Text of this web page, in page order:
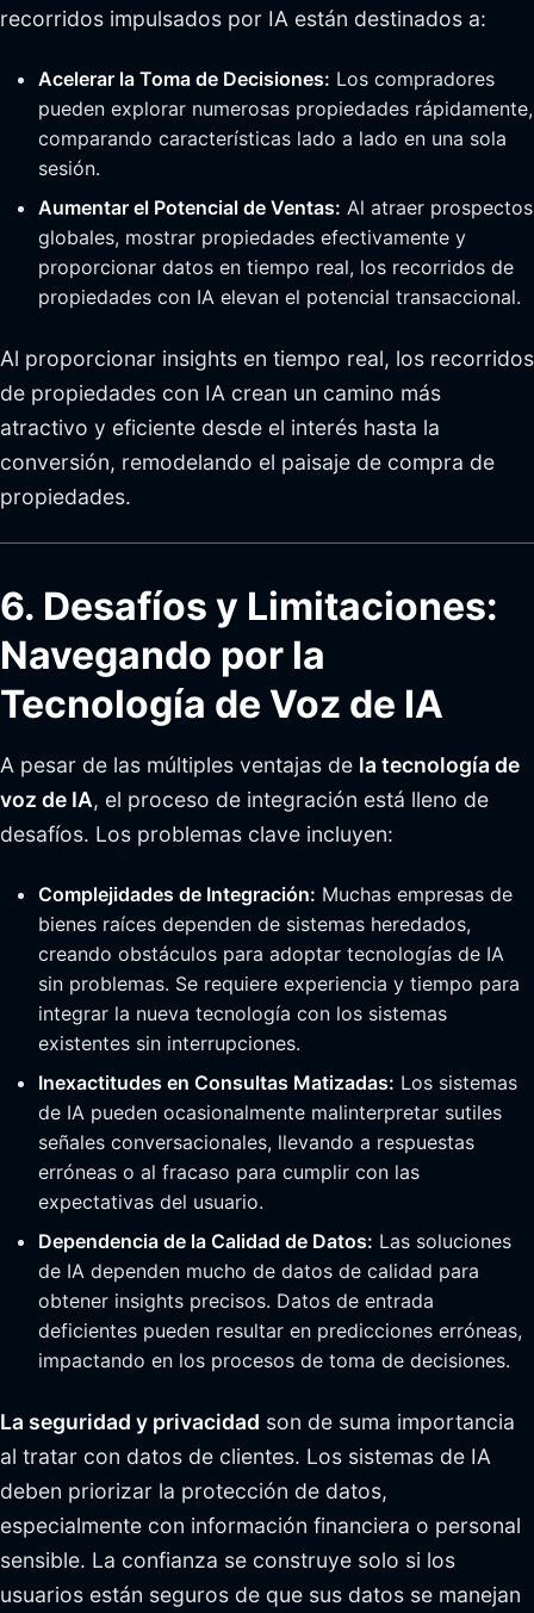
recorridos impulsados por IA están destinados a:
Acelerar la Toma de Decisiones: Los compradores
pueden explorar numerosas propiedades rápidamente,
comparando características lado a lado en una sola
sesión.
Aumentar el Potencial de Ventas: Al atraer prospectos
globales, mostrar propiedades efectivamente y
proporcionar datos en tiempo real, los recorridos de
propiedades con IA elevan el potencial transaccional.
Al proporcionar insights en tiempo real, los recorridos
de propiedades con IA crean un camino más
atractivo y eficiente desde el interés hasta la
conversión, remodelando el paisaje de compra de
propiedades.
6. Desafíos y Limitaciones:
Navegando por la
Tecnología de Voz de IA
A pesar de las múltiples ventajas de la tecnología de
voz de IA, el proceso de integración está lleno de
desafíos. Los problemas clave incluyen:
Complejidades de Integración: Muchas empresas de
bienes raíces dependen de sistemas heredados,
creando obstáculos para adoptar tecnologías de IA
sin problemas. Se requiere experiencia y tiempo para
integrar la nueva tecnología con los sistemas
existentes sin interrupciones.
Inexactitudes en Consultas Matizadas: Los sistemas
de IA pueden ocasionalmente malinterpretar sutiles
señales conversacionales, llevando a respuestas
erróneas o al fracaso para cumplir con las
expectativas del usuario.
Dependencia de la Calidad de Datos: Las soluciones
de IA dependen mucho de datos de calidad para
obtener insights precisos. Datos de entrada
deficientes pueden resultar en predicciones erróneas,
impactando en los procesos de toma de decisiones.
La seguridad y privacidad son de suma importancia
al tratar con datos de clientes. Los sistemas de IA
deben priorizar la protección de datos,
especialmente con información financiera o personal
sensible. La confianza se construye solo si los
usuarios están seguros de que sus datos se manejan